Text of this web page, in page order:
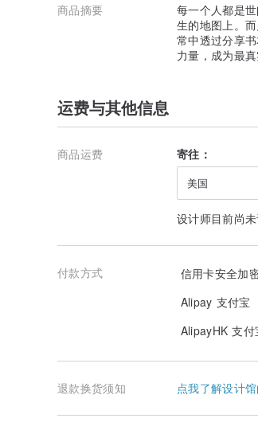
商品摘要
每一个人都是
生的地图上。
常中透过分享
力量，成为最真
运费与其他信息
商品运费 寄往：
美国
设计师目前尚
付款方式
信用卡安全加
Alipay 支付宝
AlipayHK 支付
退款换货须知 点我了解设计